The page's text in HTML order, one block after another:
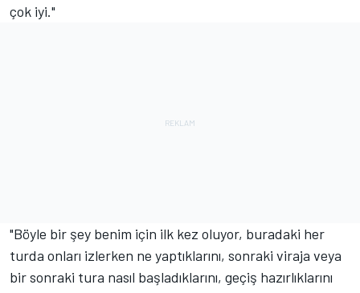
çok iyi."
"Böyle bir şey benim için ilk kez oluyor, buradaki her
turda onları izlerken ne yaptıklarını, sonraki viraja veya
bir sonraki tura nasıl başladıklarını, geçiş hazırlıklarını